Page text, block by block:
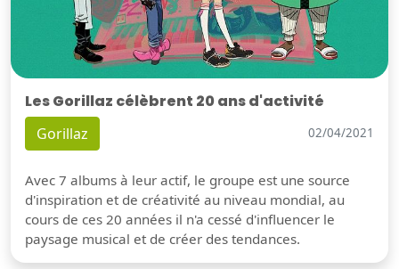
Les Gorillaz célèbrent 20 ans d'activité
Gorillaz 02/04/2021
Avec 7 albums à leur actif, le groupe est une source
d'inspiration et de créativité au niveau mondial, au
cours de ces 20 années il n'a cessé d'influencer le
paysage musical et de créer des tendances.